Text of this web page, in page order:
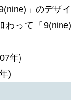
」のデザイ
わって「9(nine)
年)
)